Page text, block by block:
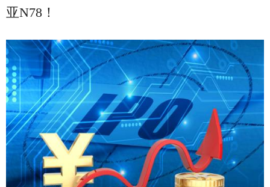
亚N78！